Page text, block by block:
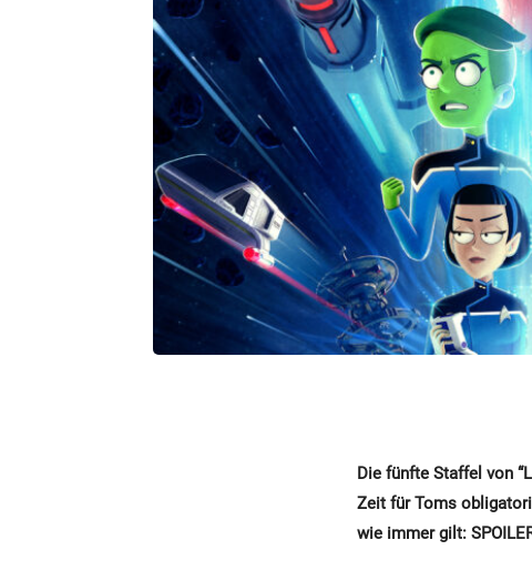
Die fünfte Staffel von
Zeit für Toms
wie immer gilt: